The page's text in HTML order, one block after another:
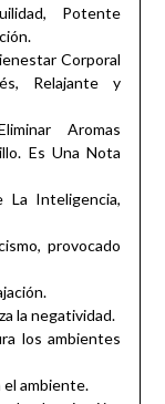
Potente
Corporal
Relajante y
Aromas
Es Una Nota
La Inteligencia,
provocado
la negatividad.
los ambientes
el ambiente.